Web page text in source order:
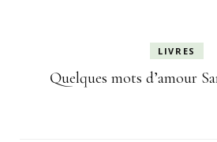
LIVRES
Quelques mots d’amour